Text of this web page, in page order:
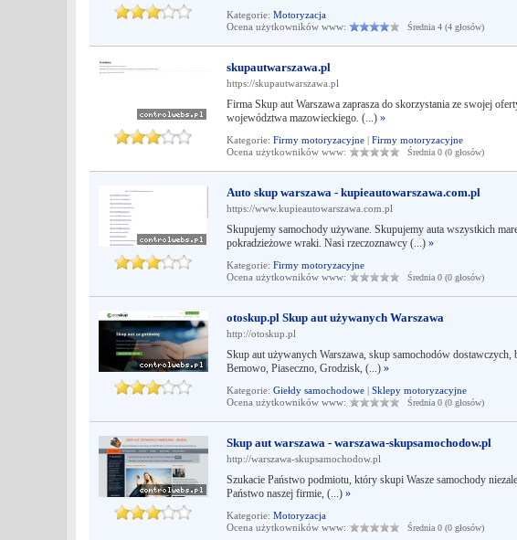
Kategorie: Motoryzacja
Ocena użytkowników www:
Średnia 4 (4 głosów)
skupautwarszawa.pl
https://skupautwarszawa.pl
Firma Skup aut Warszawa zaprasza do skorzystania ze swojej
województwa mazowieckiego. (...) »
Kategorie: Firmy motoryzacyjne | Firmy motoryzacyjne
Ocena użytkowników www:
Średnia 0 (0 głosów)
Auto skup warszawa - kupieautowarszawa.com.pl
https://www.kupieautowarszawa.com.pl
Skupujemy samochody używane. Skupujemy auta wszystkich
pokradzieżowe wraki. Nasi rzeczoznawcy (...) »
Kategorie: Firmy motoryzacyjne
Ocena użytkowników www:
Średnia 0 (0 głosów)
otoskup.pl Skup aut używanych Warszawa
http://otoskup.pl
Skup aut używanych Warszawa, skup samochodów
Bemowo, Piaseczno, Grodzisk, (...) »
Kategorie: Giełdy samochodowe | Sklepy motoryzacyjne
Ocena użytkowników www:
Średnia 0 (0 głosów)
Skup aut warszawa - warszawa-skupsamochodow.pl
http://warszawa-skupsamochodow.pl
Szukacie Państwo podmiotu, który skupi Wasze samochody
Państwo naszej firmie, (...) »
Kategorie: Motoryzacja
Ocena użytkowników www:
Średnia 0 (0 głosów)